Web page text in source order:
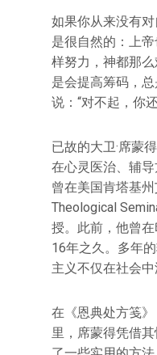
如果你从来没有
是很自然的：上
样努力，神都那
是会提高筹码，
说：“对不起，你
已故的大卫·席蒙
在心灵医治、辅
曾在美国肯塔基
Theological
授。此前，他曾
16年之久。多年
主义不仅在社会中
在《恩典处方笺
里，席蒙得凭借